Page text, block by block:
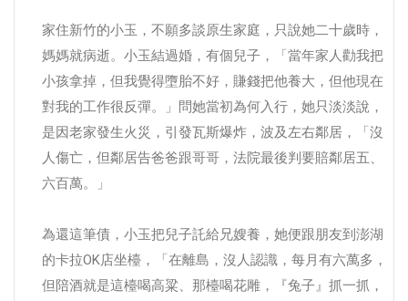
家住新竹的小玉，不願多談原生家庭，只說她二十歲時，
媽媽就病逝。小玉結過婚，有個兒子，「當年家人勸我把
小孩拿掉，但我覺得墮胎不好，賺錢把他養大，但他現在
對我的工作很反彈。」問她當初為何入行，她只淡淡說，
是因老家發生火災，引發瓦斯爆炸，波及左右鄰居，「沒
人傷亡，但鄰居告爸爸跟哥哥，法院最後判要賠鄰居五、
六百萬。」
為還這筆債，小玉把兒子託給兄嫂養，她便跟朋友到澎湖
的卡拉OK店坐檯，「在離島，沒人認識，每月有六萬多，
但陪酒就是這檯喝高粱、那檯喝花雕，『兔子』抓一抓，